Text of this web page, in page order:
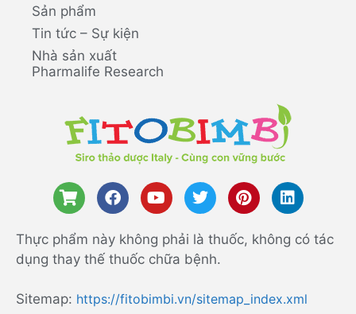
Sản phẩm
Tin tức – Sự kiện
Nhà sản xuất
Pharmalife Research
Thực phẩm này không phải là thuốc, không có tác
dụng thay thế thuốc chữa bệnh.
Sitemap: https://fitobimbi.vn/sitemap_index.xml